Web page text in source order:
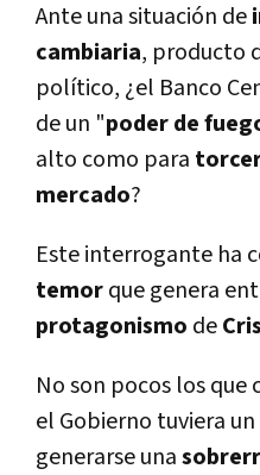
Ante una situación de
cambiaria, producto
político, ¿el Banco
de un "poder de
alto como para
mercado?
Este interrogante ha
temorque genera
protagonismo de
No son pocos los que
el Gobierno tuviera un
generarse una